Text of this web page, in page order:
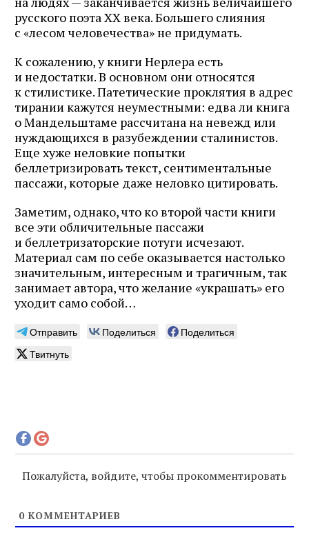
русского поэта XX века. Большего слияния
с «лесом человечества» не придумать.
К сожалению, у книги Нерлера есть
и недостатки. В основном они относятся
к стилистике. Патетические проклятия в адрес
тирании кажутся неуместными: едва ли книга
о Мандельштаме рассчитана на невежд или
нуждающихся в разубеждении сталинистов.
Еще хуже неловкие попытки
беллетризировать текст, сентиментальные
пассажи, которые даже неловко цитировать.
Заметим, однако, что ко второй части книги
все эти обличительные пассажи
и беллетризаторские потуги исчезают.
Материал сам по себе оказывается настолько
значительным, интересным и трагичным, так
занимает автора, что желание «украшать» его
уходит само собой…
Отправить Поделиться
Поделиться
Твитнуть
Пожалуйста, войдите, чтобы прокомментировать
0 КОММЕНТАРИЕВ